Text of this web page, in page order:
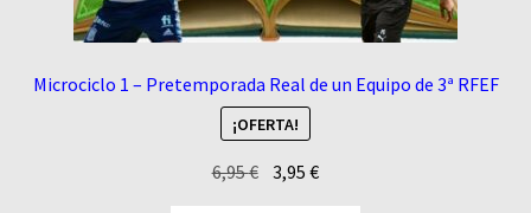
Microciclo 1 – Pretemporada Real de un Equipo de 3ª RFEF
¡OFERTA!
6,95€ El3,95€El